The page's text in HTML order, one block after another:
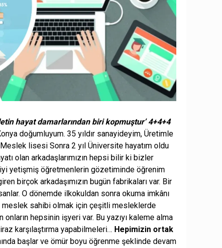
hayat damarlarından biri kopmuştur’ 4+4+4
doğumluyum. 35 yıldır sanayideyim, Üretimle
lisesi Sonra 2 yıl Üniversite hayatım oldu
olan arkadaşlarımızın hepsi bilir ki bizler
yetişmiş öğretmenlerin gözetiminde öğrenim
birçok arkadaşımızın bugün fabrikaları var. Bir
O dönemde ilkokuldan sonra okuma imkânı
meslek sahibi olmak için çeşitli mesleklerde
onların hepsinin işyeri var. Bu yazıyı kaleme alma
karşılaştırma yapabilmeleri… Hepimizin ortak
başlar ve ömür boyu öğrenme şeklinde devam